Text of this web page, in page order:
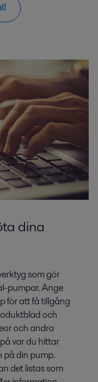
dina
som gör
pumpar. Ange
för att få tillgång
och
och andra
var du hittar
på din pump.
det listas som